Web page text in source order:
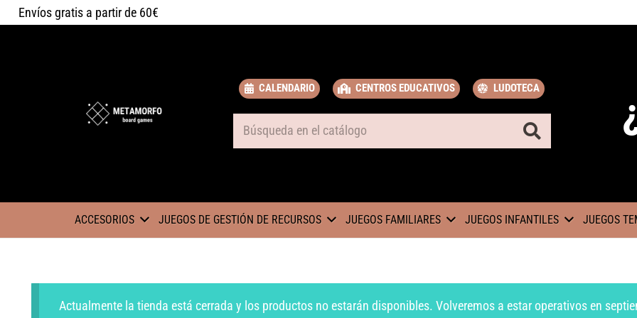
Envíos gratis a partir de 60€
CALENDARIO CENTROS EDUCATIVOS LUDOTECA
ACCESORIOS JUEGOS DE GESTIÓN DE RECURSOS JUEGOS FAMILIARES JUEGOS INFANTILES JUEGOS
Actualmente la tienda está cerrada y los productos no estarán disponibles. Volveremos a estar operativos en